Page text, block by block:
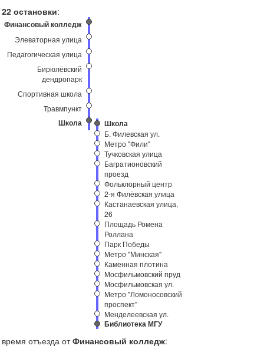
22 остановки:
Финансовый колледж
Элеваторная улица
Педагогическая улица
Бирюлёвский
дендропарк
Спортивная школа
Травмпункт
Школа Школа
Б. Филевская ул.
Метро "Фили"
Тучковская улица
Багратионовский
проезд
Фольклорный центр
2-я Филёвская улица
Кастанаевская улица,
26
Площадь Ромена
Роллана
Парк Победы
Метро "Минская"
Каменная плотина
Мосфильмовский пруд
Мосфильмовская ул.
Метро "Ломоносовский
проспект"
Менделеевская ул.
Библиотека МГУ
время отъезда отФинансовый колледж: